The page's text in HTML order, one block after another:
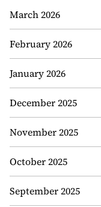
March 2026
February 2026
January 2026
December 2025
November 2025
October 2025
September 2025